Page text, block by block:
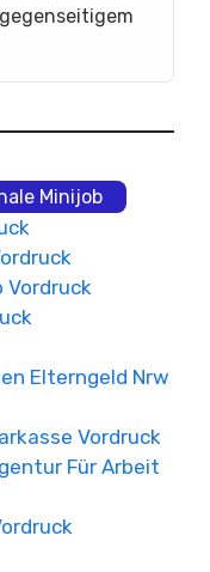
Minijob
Vordruck
Elterngeld Nrw
Vordruck
Für Arbeit